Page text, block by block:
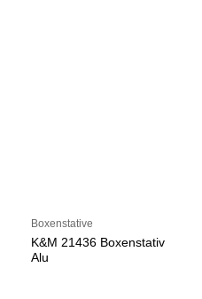
Boxenstative
K&M 21436 Boxenstativ
Alu